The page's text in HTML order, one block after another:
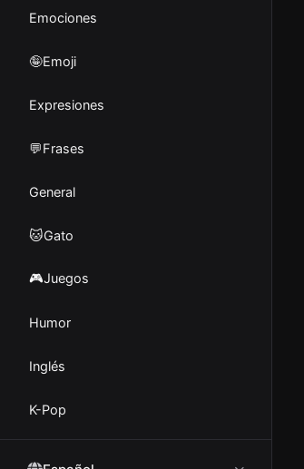
Emociones
🤪Emoji
Expresiones
💬Frases
General
🐱Gato
🎮Juegos
Humor
Inglés
K-Pop